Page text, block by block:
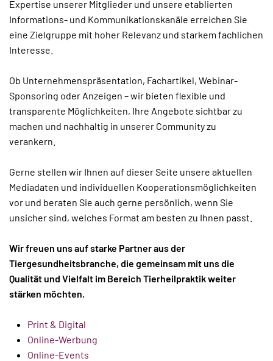
Expertise unserer Mitglieder und unsere etablierten
Informations- und Kommunikationskanäle erreichen Sie
eine Zielgruppe mit hoher Relevanz und starkem fachlichen
Interesse.
Ob Unternehmenspräsentation, Fachartikel, Webinar-
Sponsoring oder Anzeigen – wir bieten flexible und
transparente Möglichkeiten, Ihre Angebote sichtbar zu
machen und nachhaltig in unserer Community zu
verankern.
Gerne stellen wir Ihnen auf dieser Seite unsere aktuellen
Mediadaten und individuellen Kooperationsmöglichkeiten
vor und beraten Sie auch gerne persönlich, wenn Sie
unsicher sind, welches Format am besten zu Ihnen passt.
Wir freuen uns auf starke Partner aus der
Tiergesundheitsbranche, die gemeinsam mit uns die
Qualität und Vielfalt im Bereich Tierheilpraktik weiter
stärken möchten.
Print & Digital
Online-Werbung
Online-Events